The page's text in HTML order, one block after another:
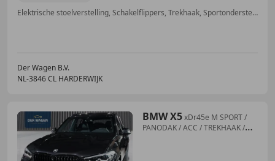
Elektrische stoelverstelling, Schakelflippers, Trekhaak, Sportonderstel, Garantie, Sportpakket, Sportstoelen, Spoiler
Der Wagen B.V.
NL-3846 CL HARDERWIJK
BMW X5xDr45e M SPORT /
PANODAK / ACC / TREKHAAK /